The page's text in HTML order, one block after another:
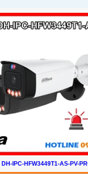
IPC-HFW3449T1-AS-PV-